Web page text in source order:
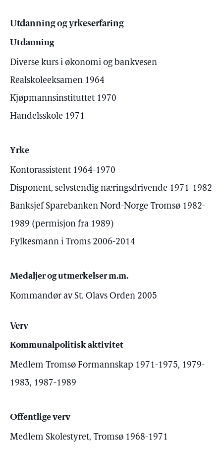
Utdanning og yrkeserfaring
Utdanning
Diverse kurs i økonomi og bankvesen
Realskoleeksamen 1964
Kjøpmannsinstituttet 1970
Handelsskole 1971
Yrke
Kontorassistent 1964-1970
Disponent, selvstendig næringsdrivende 1971-1982
Banksjef Sparebanken Nord-Norge Tromsø 1982-
1989 (permisjon fra 1989)
Fylkesmann i Troms 2006-2014
Medaljer og utmerkelser m.m.
Kommandør av St. Olavs Orden 2005
Verv
Kommunalpolitisk aktivitet
Medlem Tromsø Formannskap 1971-1975, 1979-
1983, 1987-1989
Offentlige verv
Medlem Skolestyret, Tromsø 1968-1971